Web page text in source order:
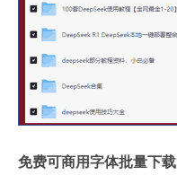
免费可商用字体批量下载